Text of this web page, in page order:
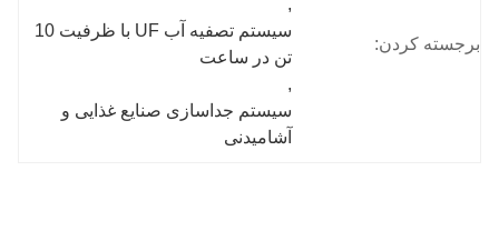
برجسته کردن:
,
تن در ساعت
,
آشامیدنی